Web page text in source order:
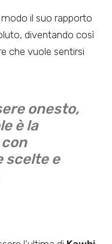
il suo rapporto
diventando così
che vuole sentirsi
onesto,
è la
scelte e